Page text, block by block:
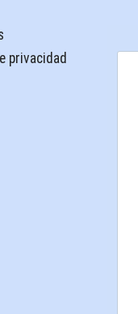
privacidad